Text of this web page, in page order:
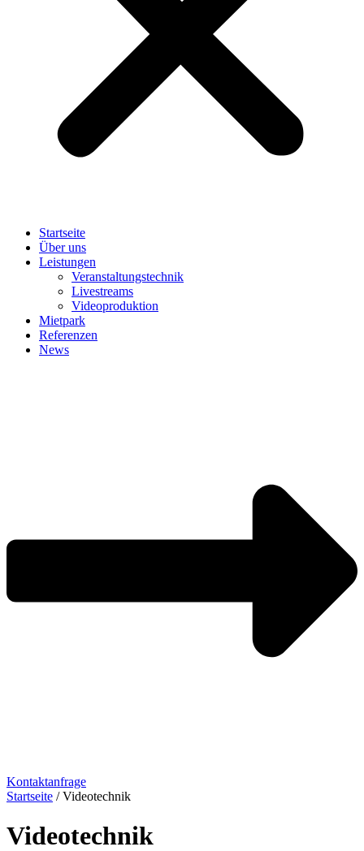
Startseite
Über uns
Leistungen
Veranstaltungstechnik
Livestreams
Videoproduktion
Mietpark
Referenzen
News
Kontaktanfrage
Startseite / Videotechnik
Videotechnik